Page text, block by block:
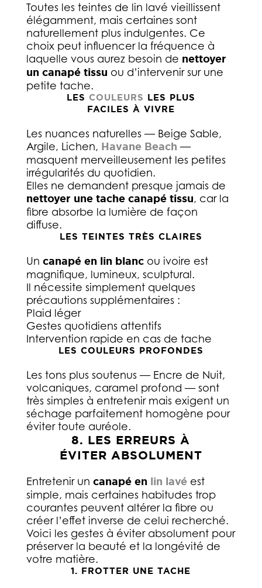
Toutes les teintes de lin lavé vieillissent
élégamment, mais certaines sont
naturellement plus indulgentes. Ce
choix peut influencer la fréquence à
laquelle vous aurez besoin de nettoyer
un canapé tissu ou d’intervenir sur une
petite tache.
LES COULEURS LES PLUS
FACILES À VIVRE
Les nuances naturelles — Beige Sable,
Argile, Lichen, Havane Beach—
masquent merveilleusement les petites
irrégularités du quotidien.
Elles ne demandent presque jamais de
nettoyer une tache canapé tissu, car la
fibre absorbe la lumière de façon
diffuse.
LES TEINTES TRÈS CLAIRES
Un canapé en lin blancou ivoire est
magnifique, lumineux, sculptural.
Il nécessite simplement quelques
précautions supplémentaires :
Plaid léger
Gestes quotidiens attentifs
Intervention rapide en cas de tache
LES COULEURS PROFONDES
Les tons plus soutenus — Encre de Nuit,
volcaniques, caramel profond — sont
très simples à entretenir mais exigent un
séchage parfaitement homogène pour
éviter toute auréole.
8. LES ERREURS À
ÉVITER ABSOLUMENT
Entretenir un canapé en lin lavéest
simple, mais certaines habitudes trop
courantes peuvent altérer la fibre ou
créer l’effet inverse de celui recherché.
Voici les gestes à éviter absolument pour
préserver la beauté et la longévité de
votre matière.
1. FROTTER UNE TACHE